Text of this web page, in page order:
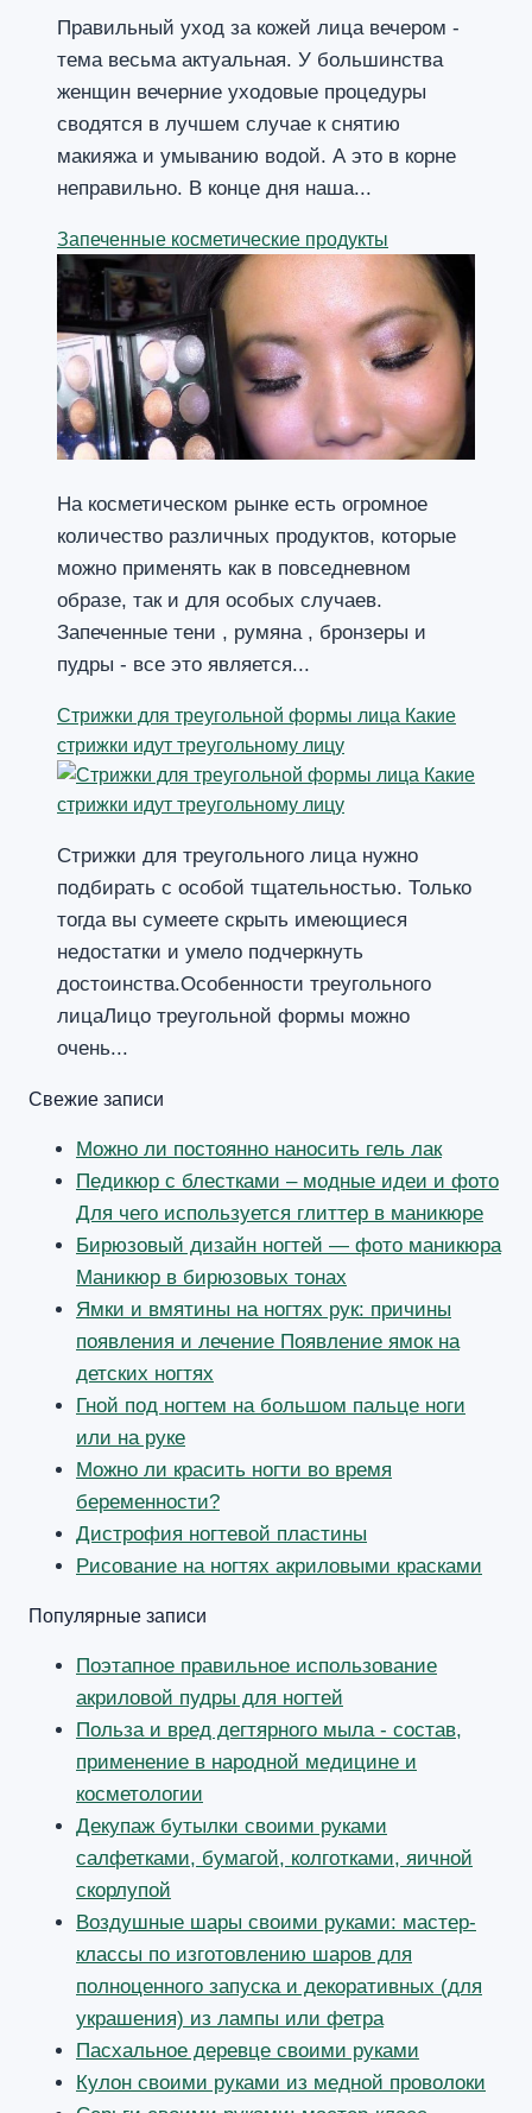
Правильный уход за кожей лица вечером -
тема весьма актуальная. У большинства
женщин вечерние уходовые процедуры
сводятся в лучшем случае к снятию
макияжа и умыванию водой. А это в корне
неправильно. В конце дня наша...
Запеченные косметические продукты
На косметическом рынке есть огромное
количество различных продуктов, которые
можно применять как в повседневном
образе, так и для особых случаев.
Запеченные тени , румяна , бронзеры и
пудры - все это является...
Стрижки для треугольной формы лица Какие
стрижки идут треугольному лицу
Стрижки для треугольного лица нужно
подбирать с особой тщательностью. Только
тогда вы сумеете скрыть имеющиеся
недостатки и умело подчеркнуть
достоинства.Особенности треугольного
лицаЛицо треугольной формы можно
очень...
Свежие записи
Можно ли постоянно наносить гель лак
Педикюр с блестками – модные идеи и фото
Для чего используется глиттер в маникюре
Бирюзовый дизайн ногтей — фото маникюра
Маникюр в бирюзовых тонах
Ямки и вмятины на ногтях рук: причины
появления и лечение Появление ямок на
детских ногтях
Гной под ногтем на большом пальце ноги
или на руке
Можно ли красить ногти во время
беременности?
Дистрофия ногтевой пластины
Рисование на ногтях акриловыми красками
Популярные записи
Поэтапное правильное использование
акриловой пудры для ногтей
Польза и вред дегтярного мыла - состав,
применение в народной медицине и
косметологии
Декупаж бутылки своими руками
салфетками, бумагой, колготками, яичной
скорлупой
Воздушные шары своими руками: мастер-
классы по изготовлению шаров для
полноценного запуска и декоративных (для
украшения) из лампы или фетра
Пасхальное деревце своими руками
Кулон своими руками из медной проволоки